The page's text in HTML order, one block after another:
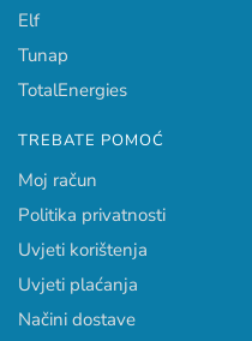
Elf
Tunap
TotalEnergies
TREBATE POMOĆ
Moj račun
Politika privatnosti
Uvjeti korištenja
Uvjeti plaćanja
Načini dostave